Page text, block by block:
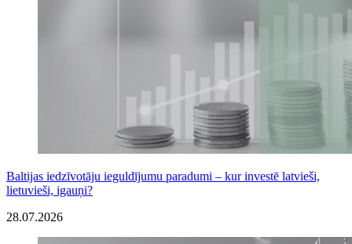
Baltijas iedzīvotāju ieguldījumu paradumi – kur investē latvieši,
lietuvieši, igauņi?
28.07.2026